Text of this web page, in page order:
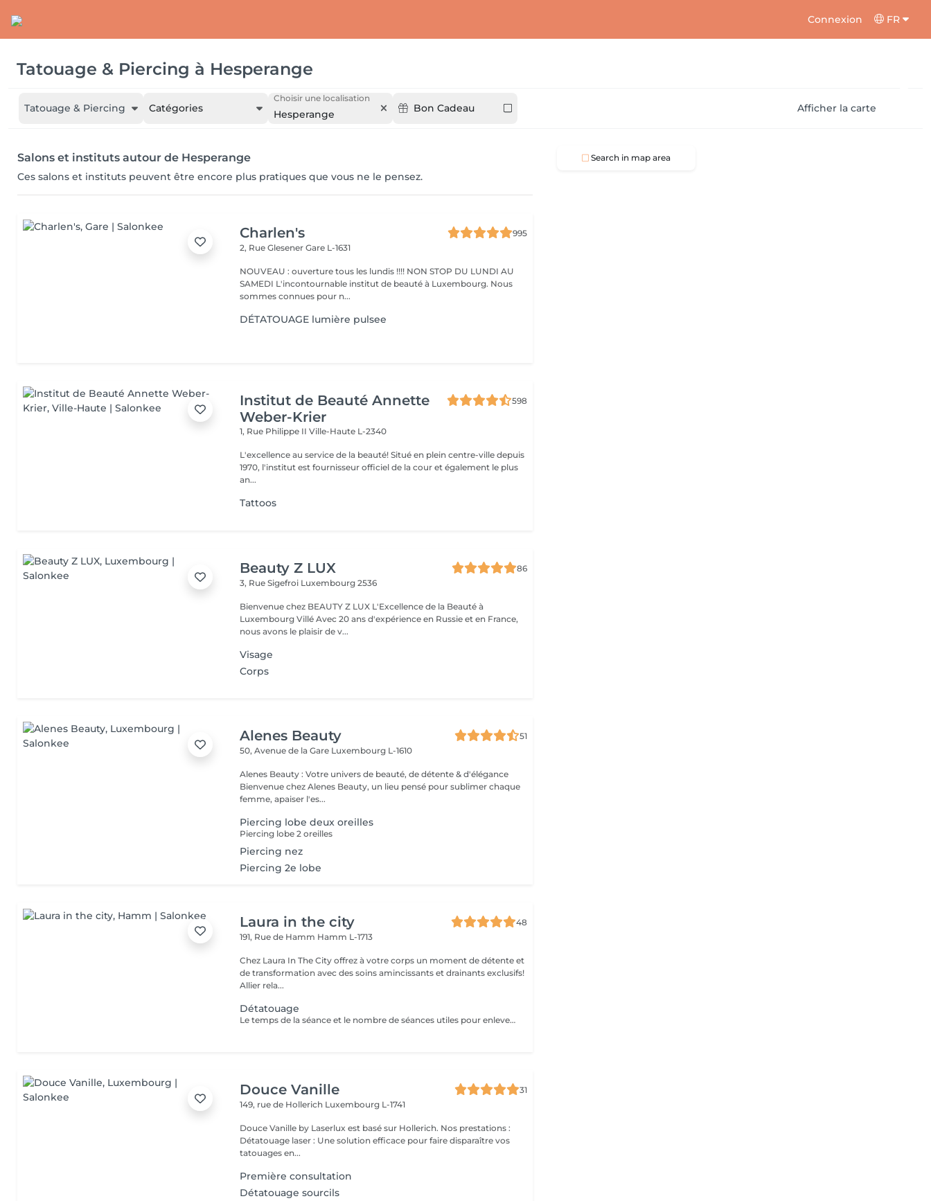
Connexion FR
Tatouage & Piercing à Hesperange
Tatouage & Piercing Catégories
Choisir une localisation
Hesperange Bon Cadeau Afficher la carte
Salons et instituts autour de Hesperange
Ces salons et instituts peuvent être encore plus pratiques que vous ne le pensez.
Charlen's
995
2, Rue GlesenerGare L-1631
NOUVEAU : ouverture tous les lundis !!!! NON STOP DU LUNDI AU
SAMEDI L'incontournable institut de beauté à Luxembourg. Nous
sommes connues pour n...
DÉTATOUAGE lumière pulsee
Institut de Beauté Annette
Weber-Krier
598
1, Rue Philippe IIVille-Haute L-2340
L'excellence au service de la beauté! Situé en plein centre-ville depuis
1970, l'institut est fournisseur officiel de la cour et également le plus
an...
Tattoos
Beauty Z LUX
86
3, Rue Sigefroi Luxembourg 2536
Bienvenue chez BEAUTY Z LUX L'Excellence de la Beauté à
Luxembourg Villé Avec 20 ans d'expérience en Russie et en France,
nous avons le plaisir de v...
Visage
Corps
Alenes Beauty
51
50, Avenue de la Gare Luxembourg L-1610
Alenes Beauty : Votre univers de beauté, de détente & d'élégance
Bienvenue chez Alenes Beauty, un lieu pensé pour sublimer chaque
femme, apaiser l'es...
Piercing lobe deux oreilles
Piercing lobe 2 oreilles
Piercing nez
Piercing 2e lobe
Laura in the city
48
191, Rue de Hamm Hamm L-1713
Chez Laura In The City offrez à votre corps un moment de détente et
de transformation avec des soins amincissants et drainants exclusifs!
Allier rela...
Détatouage
Le temps de la séance et le nombre de séances utiles pour enlever le tatouage sont variables Le détatouage laser est une technique efficace qui fragmente les pigments d'encre sous la peau à l'aide de faisceaux de lumière, permettant ainsi au système immunitaire de les éliminer progressivement. Le processus nécessite généralement plusieurs séances, et son efficacité dépend de divers facteurs. Comment ça marche ? Le laser cible les particules d'encre et les chauffe pour les fragmenter en morceaux plus petits. Ces fragments sont ensuite naturellement évacués par le corps. Différents types de lasers, tels que le laser Picosure ou le laser Q-Switched, sont utilisés pour traiter efficacement différentes couleurs et profondeurs d'encre. Ce qu'il faut savoir Nombre de séances Le nombre de séances varie considérablement. Un tatouage amateur peut nécessiter 3 à 5 séances, tandis qu'un tatouage professionnel peut en exiger 4 à 12, voire plus, pour une disparition complète. Résultats progressifs L'éclaircissement de l'encre est visible après chaque séance, mais le tatouage complet s'estompe progressivement au fil du temps.
Douce Vanille
31
149, rue de Hollerich Luxembourg L-1741
Douce Vanille by Laserlux est basé sur Hollerich. Nos prestations :
Détatouage laser : Une solution efficace pour faire disparaître vos
tatouages en...
Première consultation
Détatouage sourcils
Search in map area